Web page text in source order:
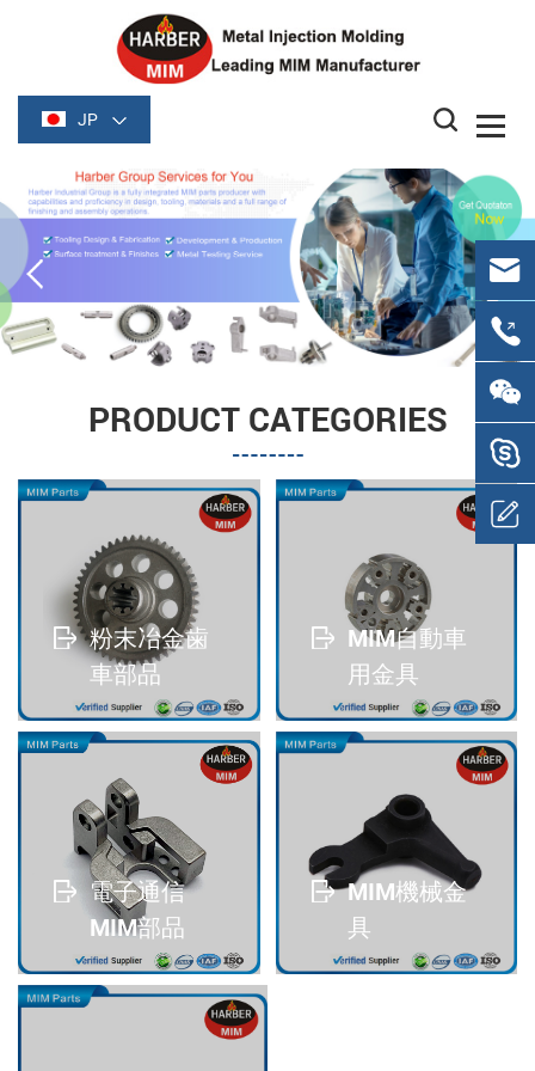
JP
PRODUCT CATEGORIES
粉末冶金歯
車部品
read more
MIM自動車
用金具
read more
電子通信
MIM部品
read more
MIM機械金
具
read more